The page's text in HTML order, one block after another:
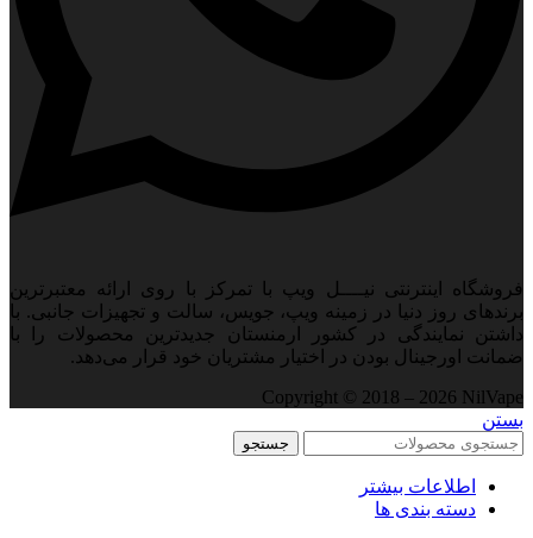
فروشگاه اینترنتی نیــــل ویپ با تمرکز با روی ارائه معتبرترین
برندهای روز دنیا در زمینه ویپ، جویس، سالت و تجهیزات جانبی. با
داشتن نمایندگی در کشور ارمنستان جدید‌ترین محصولات را با
ضمانت اورجینال بودن در اختیار مشتریان خود قرار می‌دهد.
Copyright © 2018 – 2026 NilVape
بستن
جستجو
اطلاعات بیشتر
دسته بندی ها